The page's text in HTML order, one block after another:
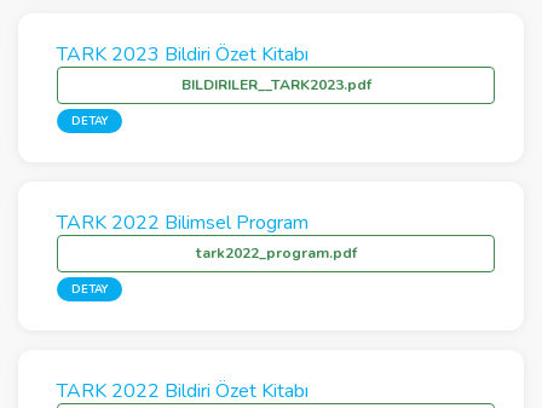
TARK 2023 Bildiri Özet Kitabı
BILDIRILER__TARK2023.pdf
DETAY
TARK 2022 Bilimsel Program
tark2022_program.pdf
DETAY
TARK 2022 Bildiri Özet Kitabı